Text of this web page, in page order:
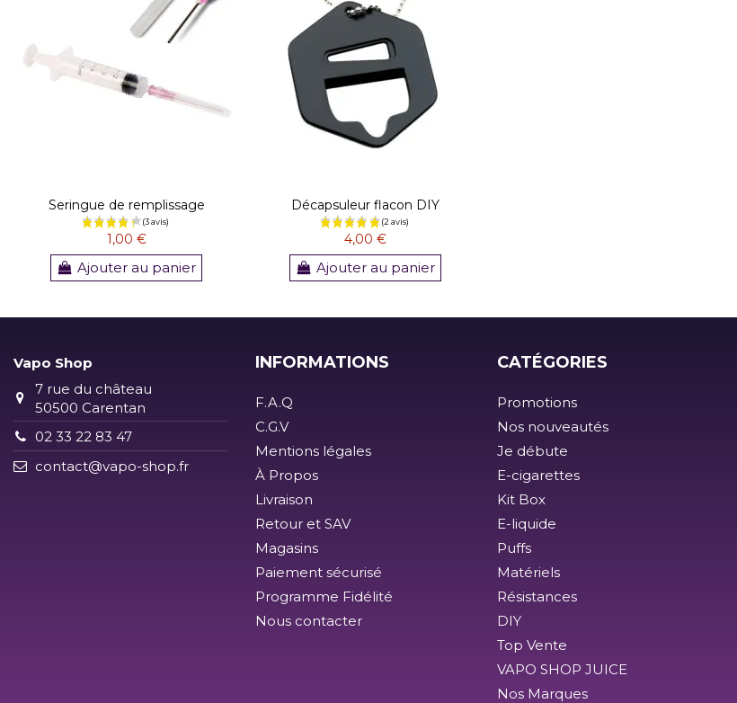
Seringue de remplissage
1,00 €
Ajouter au panier
Décapsuleur flacon DIY
4,00 €
Ajouter au panier
Vapo Shop
7 rue du château
50500 Carentan
02 33 22 83 47
contact@vapo-shop.fr
INFORMATIONS
F.A.Q
C.G.V
Mentions légales
À Propos
Livraison
Retour et SAV
Magasins
Paiement sécurisé
Programme Fidélité
Nous contacter
CATÉGORIES
Promotions
Nos nouveautés
Je débute
E-cigarettes
Kit Box
E-liquide
Puffs
Matériels
Résistances
DIY
Top Vente
VAPO SHOP JUICE
Nos Marques